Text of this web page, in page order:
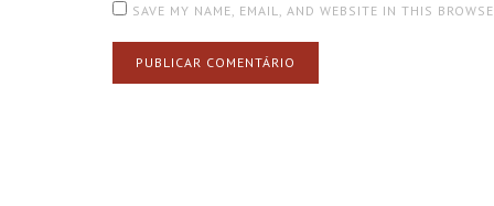
SAVE MY NAME, EMAIL, AND WEBSITE IN THIS